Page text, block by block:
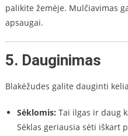
palikite žemėje. Mulčiavimas
apsaugai.
5. Dauginimas
Blakėžudes galite dauginti
Sėklomis: Tai ilgas ir daug
Sėklas geriausia sėti iškart